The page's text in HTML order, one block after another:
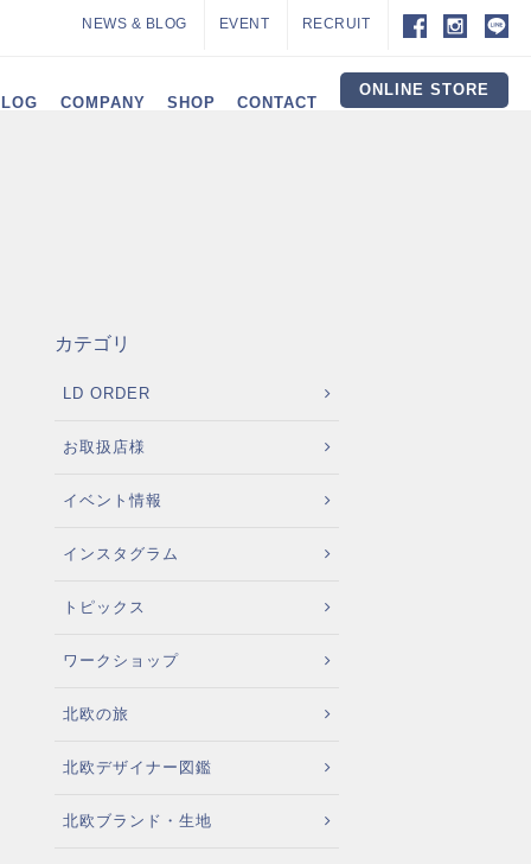
NEWS & BLOG EVENT RECRUIT
COMPANY SHOP CONTACT
ONLINE STORE
カテゴリ
LD ORDER
お取扱店様
イベント情報
インスタグラム
トピックス
ワークショップ
北欧の旅
北欧デザイナー図鑑
北欧ブランド・生地